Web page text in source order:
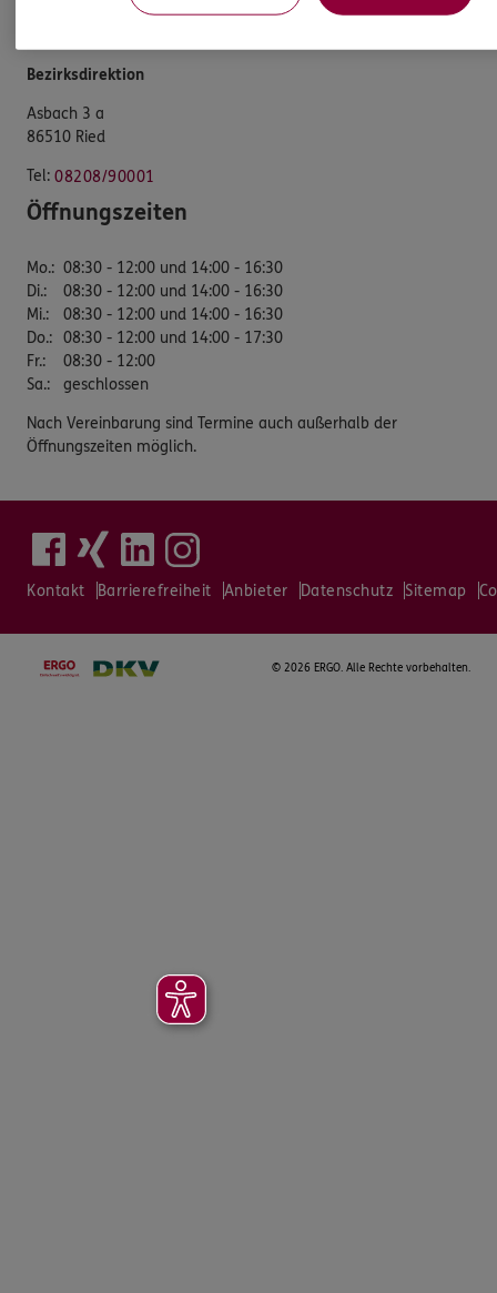
ERGO Versicherungsbüro Josef Dietmair
Bezirksdirektion
Asbach 3 a
86510 Ried
Tel: 08208/90001
Öffnungszeiten
Mo.: 08:30 - 12:00 und 14:00 - 16:30
Di.:
08:30 - 12:00 und 14:00 - 16:30
Mi.:
08:30 - 12:00 und 14:00 - 16:30
Do.: 08:30 - 12:00 und 14:00 - 17:30
Fr.:
08:30 - 12:00
Sa.: geschlossen
Nach Vereinbarung sind Termine auch außerhalb der
Öffnungszeiten möglich.
Kontakt Barrierefreiheit Anbieter Datenschutz Sitemap
© 2026 ERGO. Alle Rechte vorbehalten.